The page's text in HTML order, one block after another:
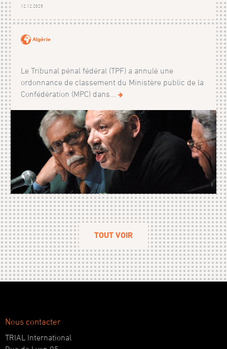
12.12.2025
Algérie
Le Tribunal pénal fédéral (TPF) a annulé une
ordonnance de classement du Ministère public de la
Confédération (MPC) dans...
TOUT VOIR
Nous contacter
TRIAL International